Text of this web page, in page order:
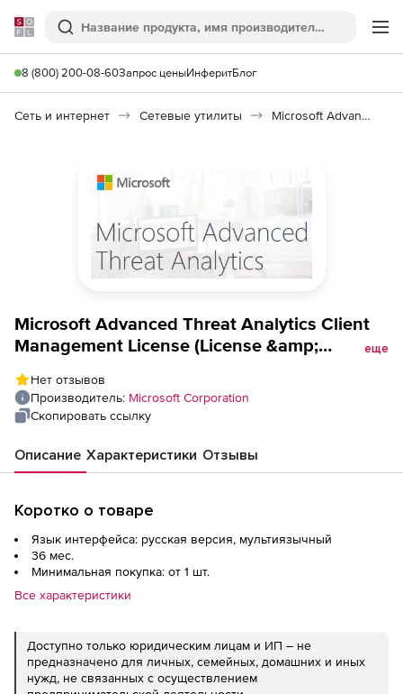
Softline
Поиск
8 (800) 200-08-60Запрос ценыИнферитБлог
Сеть и интернет Сетевые утилиты Microsoft Advanced Threat Analytics
Microsoft Advanced Threat Analytics Client
Management License (License &amp;
GOV level D additional product 3 Year
Acquired Year 1
еще
Нет отзывов
Производитель: Microsoft Corporation
Скопировать ссылку
Описание Характеристики Отзывы
Коротко о товаре
Язык интерфейса: русская версия, мультиязычный
36 мес.
Минимальная покупка: от 1 шт.
Все характеристики
Доступно только юридическим лицам и ИП – не
предназначено для личных, семейных, домашних и иных
нужд, не связанных с осуществлением